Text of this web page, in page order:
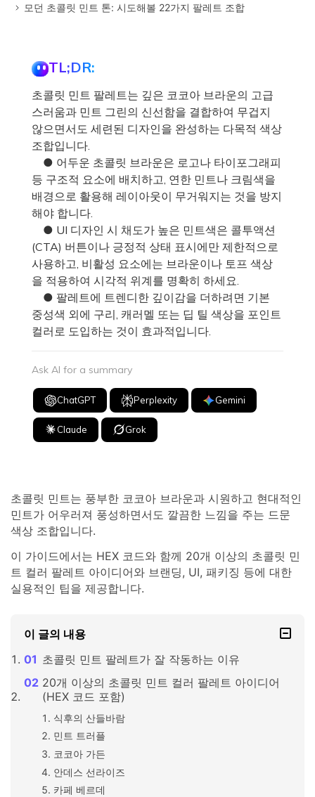
모던 초콜릿 민트 톤: 시도해볼 22가지 팔레트 조합
TL;DR:
초콜릿 민트 팔레트는 깊은 코코아 브라운의 고급
스러움과 민트 그린의 신선함을 결합하여 무겁지
않으면서도 세련된 디자인을 완성하는 다목적 색상
조합입니다.
● 어두운 초콜릿 브라운은 로고나 타이포그래피
등 구조적 요소에 배치하고, 연한 민트나 크림색을
배경으로 활용해 레이아웃이 무거워지는 것을 방지
해야 합니다.
● UI 디자인 시 채도가 높은 민트색은 콜투액션
(CTA) 버튼이나 긍정적 상태 표시에만 제한적으로
사용하고, 비활성 요소에는 브라운이나 토프 색상
을 적용하여 시각적 위계를 명확히 하세요.
● 팔레트에 트렌디한 깊이감을 더하려면 기본
중성색 외에 구리, 캐러멜 또는 딥 틸 색상을 포인트
컬러로 도입하는 것이 효과적입니다.
Ask AI for a summary
ChatGPT Perplexity Gemini
Claude Grok
초콜릿 민트는 풍부한 코코아 브라운과 시원하고 현대적인
민트가 어우러져 풍성하면서도 깔끔한 느낌을 주는 드문
색상 조합입니다.
이 가이드에서는 HEX 코드와 함께 20개 이상의 초콜릿 민
트 컬러 팔레트 아이디어와 브랜딩, UI, 패키징 등에 대한
실용적인 팁을 제공합니다.
이 글의 내용
초콜릿 민트 팔레트가 잘 작동하는 이유
20개 이상의 초콜릿 민트 컬러 팔레트 아이디어
(HEX 코드 포함)
식후의 산들바람
민트 트러플
코코아 가든
안데스 선라이즈
카페 베르데